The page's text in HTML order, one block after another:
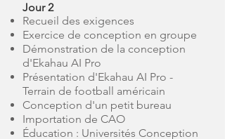
Jour 2
Recueil des exigences
Exercice de conception en groupe
Démonstration de la conception
d'Ekahau AI Pro
Présentation d'Ekahau AI Pro -
Terrain de football américain
Conception d'un petit bureau
Importation de CAO
Éducation : Universités Conception